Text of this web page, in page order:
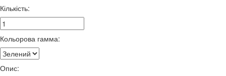
Кількість:
Кольорова гамма:
Опис: